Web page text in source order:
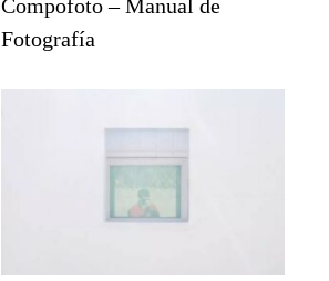
Compofoto – Manual de
Fotografía